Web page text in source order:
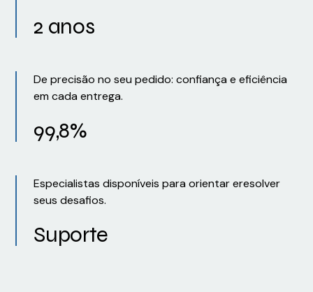
2 anos
De precisão no seu pedido: confiança e eficiência
em cada entrega.
99,8%
Especialistas disponíveis para orientar eresolver
seus desafios.
Suporte